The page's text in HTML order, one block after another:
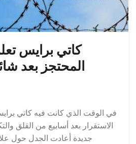
كاتي برايس
المحتجز بعد
في الوقت الذي كانت فيه كاتي
الاستقرار بعد أسابيع من القلق
جديدة أعادت الجدل حول